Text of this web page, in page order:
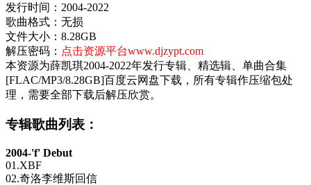
发行时间：2004-2022
歌曲格式：无损
文件大小：8.28GB
解压密码： 点击资源平台www.djzypt.com
本资源为薛凯琪2004-2022年发行专辑、精选辑、单曲合集
[FLAC/MP3/8.28GB]百度云网盘下载，所有专辑作压缩包处
理，需要全部下载后解压欣赏。
专辑歌曲列表：
2004-'f' Debut
01.XBF
02.奇洛李维斯回信